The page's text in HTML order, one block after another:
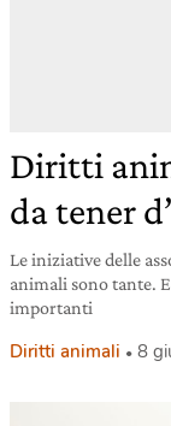
Diritti
da tener
Le iniziative delle
animali sono tante.
importanti
Diritti animali 8